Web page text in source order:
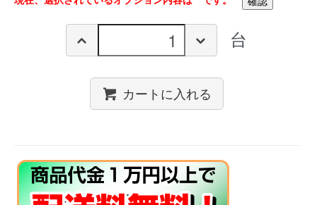
台
カートに入れる